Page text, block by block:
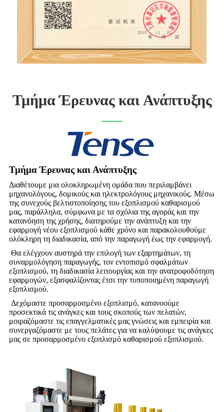
Τμήμα Έρευνας και Ανάπτυξης
Τμήμα Έρευνας και Ανάπτυξης
Διαθέτουμε μια ολοκληρωμένη ομάδα που περιλαμβάνει
μηχανολόγους, δομικούς και ηλεκτρολόγους μηχανικούς. Μέσω
της συνεχούς βελτιστοποίησης του εξοπλισμού καθαρισμού
μας, παράλληλα, σύμφωνα με τα σχόλια της αγοράς και την
κατανόηση της χρήσης, διατηρούμε την ανάπτυξη και την
εφαρμογή νέου εξοπλισμού κάθε χρόνο και παρακολουθούμε
ολόκληρη τη διαδικασία, από την παραγωγή έως την εφαρμογή.
Θα ελέγχουν αυστηρά την επιλογή των εξαρτημάτων, τη
συναρμολόγηση παραγωγής, τον εντοπισμό σφαλμάτων
εξοπλισμού, τη διαδικασία λειτουργίας και την ανατροφοδότηση
εφαρμογών, εξασφαλίζοντας έτσι την τυποποιημένη παραγωγή
εξοπλισμού.
Δεχόμαστε προσαρμοσμένο εξοπλισμό, κατανοούμε
προσεκτικά τις ανάγκες και τους σκοπούς των πελατών,
μοιραζόμαστε τις επαγγελματικές μας γνώσεις και εμπειρία και
συνεργαζόμαστε με τους πελάτες για να καλύψουμε τις ανάγκες
μας σε προσαρμοσμένο εξοπλισμό καθαρισμού εξοπλισμού.